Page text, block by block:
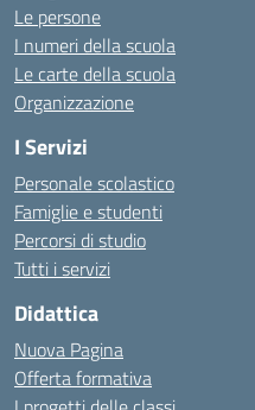
Le persone
I numeri della scuola
Le carte della scuola
Organizzazione
I Servizi
Personale scolastico
Famiglie e studenti
Percorsi di studio
Tutti i servizi
Didattica
Nuova Pagina
Offerta formativa